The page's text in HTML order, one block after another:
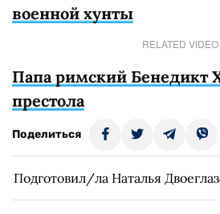
военной хунты
RELATED VIDEO
Папа римский Бенедикт
престола
Поделиться
Подготовил/ла Наталья